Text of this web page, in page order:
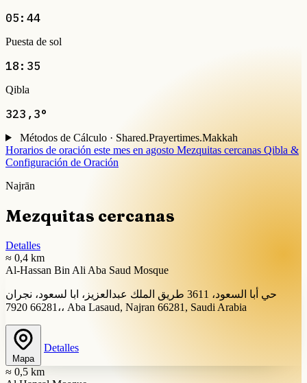
05:44
Puesta de sol
18:35
Qibla
323,3°
Métodos de Cálculo · Shared.Prayertimes.Makkah
Horarios de oración este mes en agosto Mezquitas cercanas Qibla &
Configuración de Oración
Najrān
Mezquitas cercanas
Detalles
≈ 0,4 km
Al-Hassan Bin Ali Aba Saud Mosque
حي أبا السعود، 3611 طريق الملك عبدالعزيز، ابا لسعود، نجران
66281 7920،، Aba Lasaud, Najran 66281, Saudi Arabia
Mapa
Detalles
≈ 0,5 km